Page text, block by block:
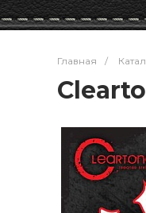
Главная /